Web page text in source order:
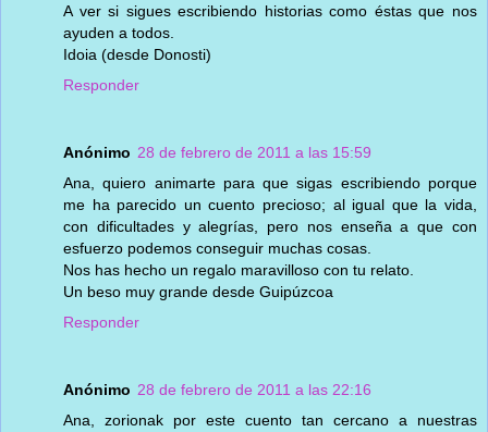
A ver si sigues escribiendo historias como éstas que nos
ayuden a todos.
Idoia (desde Donosti)
Responder
Anónimo 28 de febrero de 2011 a las 15:59
Ana, quiero animarte para que sigas escribiendo porque
me ha parecido un cuento precioso; al igual que la vida,
con dificultades y alegrías, pero nos enseña a que con
esfuerzo podemos conseguir muchas cosas.
Nos has hecho un regalo maravilloso con tu relato.
Un beso muy grande desde Guipúzcoa
Responder
Anónimo 28 de febrero de 2011 a las 22:16
Ana, zorionak por este cuento tan cercano a nuestras